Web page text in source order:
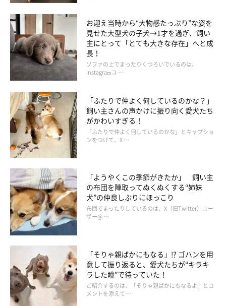
お迎え当時から“大物感たっぷり”な姿を
見せた大型犬の子犬→1才を過ぎ、飼い
主にとって「とても大きな存在」へと成
長！
ソファの上でまったりくつろいでいるのは、
Instagramユ …
「ふたりで仲よく何しているのかな？」
飼い主さんの声かけに振り向く愛犬たち
がかわいすぎる！
「ふたりで仲よく何しているのかな」とキャプショ
ンをつけて、X …
「ようやくこの季節がきたか」 飼い主
の布団を陣取ってぬくぬくする“姉妹
犬”の仲良しぶりにほっこり
布団でまったりしているのは、X（旧Twitter）ユー
ザー@ …
「そりゃ親ばかにもなる」!? ゴハンを用
意して振り返ると、愛犬たちが“キラキ
ラした瞳”で待っていた！
ご紹介するのは、「そりゃ親ばかにもなるよ」とコ
メントを添えて …